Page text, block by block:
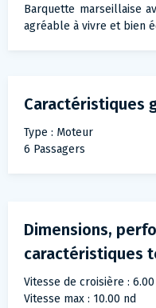
Barquette marseillaise
agréable à vivre et bien
Caractéristiques
Type : Moteur
6 Passagers
Dimensions, performances et
caractéristiques
Vitesse de croisière : 6.00
Vitesse max : 10.00 nd